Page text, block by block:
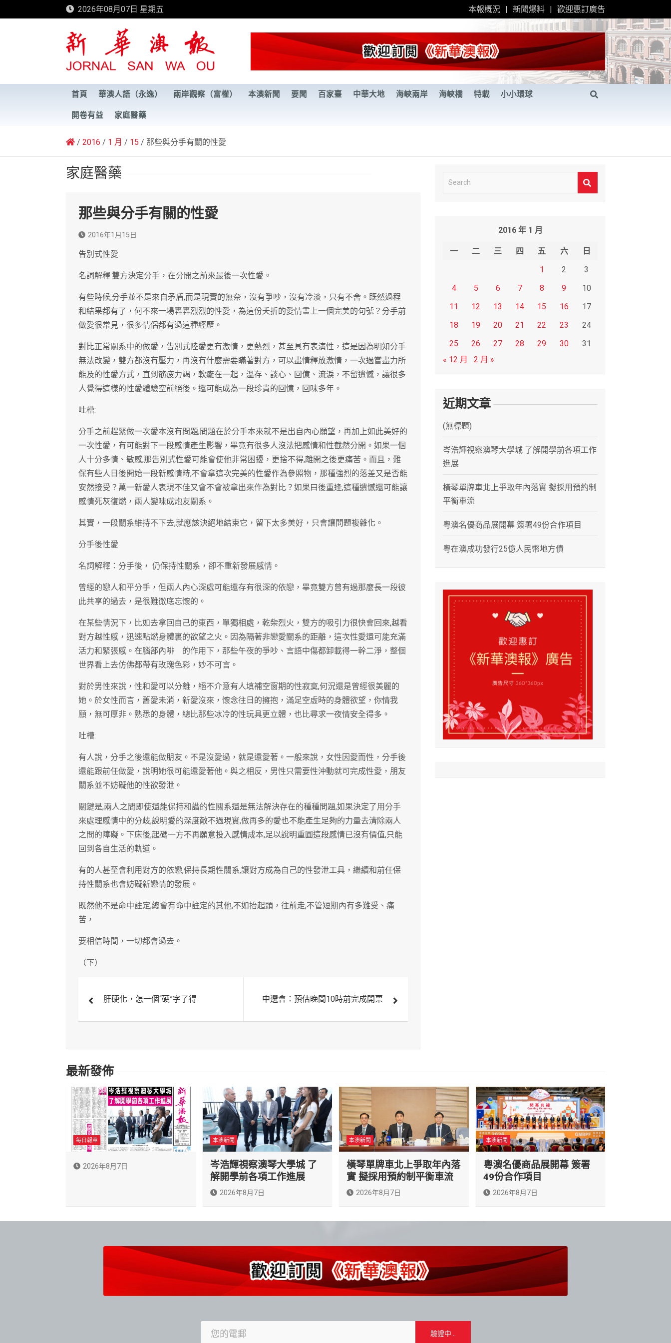
to
2026年08月07日 星期五 本報概況 新聞爆料 歡迎惠訂廣告
新華澳報
首頁 華澳人語（永逸） 兩岸觀察（富權） 本澳新聞 要聞 百家臺 中華大地 海峽兩岸 海峽橋 特載 小小環球
開卷有益 家庭醫藥
2016 1 月 15 那些與分手有關的性愛
家庭醫藥
那些與分手有關的性愛
2016年1月15日
告別式性愛
名詞解釋:雙方決定分手，在分開之前來最後一次性愛。
有些時候,分手並不是來自矛盾,而是現實的無奈，沒有爭吵，沒有冷淡，只有不舍。既然過程
和結果都有了，何不來一場轟轟烈烈的性愛，為這份夭折的愛情畫上一個完美的句號？分手前
做愛很常見，很多情侶都有過這種經歷。
對比正常關系中的做愛，告別式陸愛更有激情，更熱烈，甚至具有表演性，這是因為明知分手
無法改變，雙方都沒有壓力，再沒有什麼需要瞞著對方，可以盡情釋放激情，一次過嘗盡力所
能及的性愛方式，直到筋疲力竭，軟癱在一起，溫存、談心、回億、流淚，不留遺憾，讓很多
人覺得這樣的性愛體驗空前絕後。還可能成為一段珍貴的回憶，回味多年。
吐槽:
分手之前趕緊做一次愛本沒有問題,問題在於分手本來就不是出自內心願望，再加上如此美好的
一次性愛，有可能對下一段感情產生影響，畢竟有很多人沒法把感情和性截然分開。如果一個
人十分多情、敏感,那告別式性愛可能會使他非常困擾，更捨不得,離開之後更痛苦。而且，難
保有些人日後開始一段新感情時,不會拿這次完美的性愛作為參照物，那種強烈的落差又是否能
安然接受？萬一新愛人表現不佳又會不會被拿出來作為對比？如果曰後重逢,這種遺憾還可能讓
感情死灰復燃，兩人變味成炮友關系。
其實，一段關系維持不下去,就應該決絕地結束它，留下太多美好，只會讓問題複雜化。
分手後性愛
名詞解釋：分手後， 仍保持性關系，卻不重新發展感情。
曾經的戀人和平分手，但兩人內心深處可能還存有很深的依戀，畢竟雙方曾有過那麼長一段彼
此共享的過去，是很難徹底忘懷的。
在某些情況下，比如去拿回自己的東西，單獨相處，乾柴烈火，雙方的吸引力很快會回來,越看
對方越性感，迅速點燃身體裏的欲望之火。因為隔著非戀愛關系的距離，這次性愛還可能充滿
活力和緊張感。在腦部內啡 的作用下，那些午夜的爭吵、言語中傷都卸載得一幹二淨，整個
世界看上去仿佛都帶有玫瑰色彩，妙不可言。
對於男性來說，性和愛可以分離，絕不介意有人填補空窗期的性寂寞,何況還是曾經很美麗的
她。於女性而言，舊愛未消，新愛沒來，懷念往日的擁抱，滿足空虛時的身體欲望，你情我
願，無可厚非。熟悉的身體，總比那些冰冷的性玩具更立體，也比尋求一夜情安全得多。
吐槽:
有人說，分手之後還能做朋友。不是沒愛過，就是還愛著。一般來說，女性因愛而性，分手後
還能跟前任做愛，說明她很可能還愛著他。與之相反，男性只需要性沖動就可完成性愛，朋友
關系並不妨礙他的性欲發泄。
關鍵是,兩人之間即使還能保持和諧的性關系還是無法解決存在的種種問題,如果決定了用分手
來處理感情中的分歧,說明愛的深度敵不過現實,做再多的愛也不能產生足夠的力量去清除兩人
之間的障礙。下床後,起碼一方不再願意投入感情成本,足以說明重圓這段感情已沒有價值,只能
回到各自生活的軌道。
有的人甚至會利用對方的依戀,保持長期性關系,讓對方成為自己的性發泄工具，繼續和前任保
持性關系也會妨礙新戀情的發展。
既然他不是命中註定,總會有命中註定的其他,不如抬起頭，往前走,不管短期內有多難受、痛
苦，
要相信時間，一切都會過去。
（下）
章
導
覽
肝硬化，怎一個“硬”字了得 中選會：預估晚間10時前完成開票
e
2016 年 1 月
一 二 三 四 五 六
日
1
2
3
4
5 6 7 8 9
10
11
12 13 14 15 16
17
18
19 20 21 22 23
24
25
26 27 28 29 30
31
« 12 月
2 月 »
近期文章
(無標題)
岑浩輝視察澳琴大學城 了解開學前各項工作
進展
橫琴單牌車北上爭取年內落實 擬採用預約制
平衡車流
粵澳名優商品展開幕 簽署49份合作項目
粵在澳成功發行25億人民幣地方債
最新發佈
每日報章
2026年8月7日
本澳新聞
岑浩輝視察澳琴大學城 了
解開學前各項工作進展
2026年8月7日
本澳新聞
橫琴單牌車北上爭取年內落
實 擬採用預約制平衡車流
2026年8月7日
本澳新聞
粵澳名優商品展開幕 簽署
49份合作項目
2026年8月7日